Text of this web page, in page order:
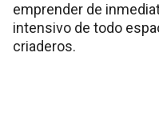
emprender de
intensivo de todo
criaderos.